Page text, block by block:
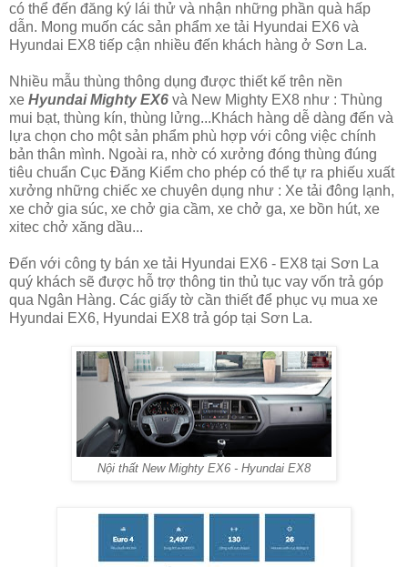
có thể đến đăng ký lái thử và nhận những phần quà hấp
dẫn. Mong muốn các sản phẩm xe tải Hyundai EX6 và
Hyundai EX8 tiếp cận nhiều đến khách hàng ở Sơn La.
Nhiều mẫu thùng thông dụng được thiết kế trên nền
xe Hyundai Mighty EX6 và New Mighty EX8 như : Thùng
mui bạt, thùng kín, thùng lửng...Khách hàng dễ dàng đến và
lựa chọn cho một sản phẩm phù hợp với công việc chính
bản thân mình. Ngoài ra, nhờ có xưởng đóng thùng đúng
tiêu chuẩn Cục Đăng Kiểm cho phép có thể tự ra phiếu xuất
xưởng những chiếc xe chuyên dụng như : Xe tải đông lạnh,
xe chở gia súc, xe chở gia cầm, xe chở ga, xe bồn hút, xe
xitec chở xăng dầu...
Đến với công ty bán xe tải Hyundai EX6 - EX8 tại Sơn La
quý khách sẽ được hỗ trợ thông tin thủ tục vay vốn trả góp
qua Ngân Hàng. Các giấy tờ cần thiết để phục vụ mua xe
Hyundai EX6, Hyundai EX8 trả góp tại Sơn La.
Nội thất New Mighty EX6 - Hyundai EX8